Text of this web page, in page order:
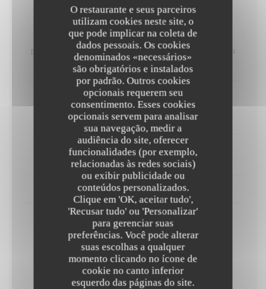
O restaurante e seus parceiros
utilizam cookies neste site, o
que pode implicar na coleta de
dados pessoais. Os cookies
denominados «necessários»
são obrigatórios e instalados
por padrão. Outros cookies
opcionais requerem seu
consentimento. Esses cookies
opcionais servem para analisar
sua navegação, medir a
audiência do site, oferecer
funcionalidades (por exemplo,
relacionadas às redes sociais)
ou exibir publicidade ou
conteúdos personalizados.
Clique em 'OK, aceitar tudo',
'Recusar tudo' ou 'Personalizar'
para gerenciar suas
preferências. Você pode alterar
suas escolhas a qualquer
momento clicando no ícone de
cookie no canto inferior
esquerdo das páginas do site.
Burger
pain, steak hache, raclette, ketchup Accompagné de Frites ou
Légumes
Steak haché
Accompagné de Frites ou Légumes
Gratin de ravioles à la crème
DESSERT AU CHOIX
Deux boules de glace
Au choix
Faisselle